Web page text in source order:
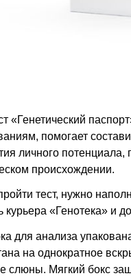
«Генетический
помогает
личного потенциала,
происхождении.
тест, нужно
курьера «Генотека» и
для анализа
на однократное
слюны. Мягкий бокс